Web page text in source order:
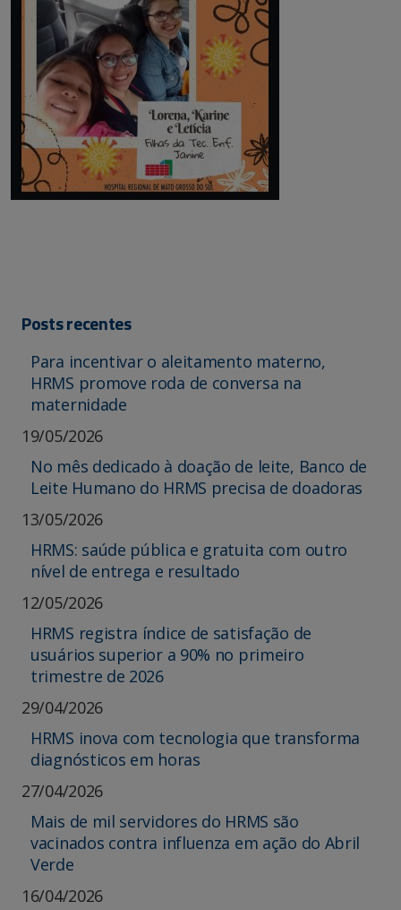
Posts recentes
Para incentivar o aleitamento materno,
HRMS promove roda de conversa na
maternidade
19/05/2026
No mês dedicado à doação de leite, Banco de
Leite Humano do HRMS precisa de doadoras
13/05/2026
HRMS: saúde pública e gratuita com outro
nível de entrega e resultado
12/05/2026
HRMS registra índice de satisfação de
usuários superior a 90% no primeiro
trimestre de 2026
29/04/2026
HRMS inova com tecnologia que transforma
diagnósticos em horas
27/04/2026
Mais de mil servidores do HRMS são
vacinados contra influenza em ação do Abril
Verde
16/04/2026